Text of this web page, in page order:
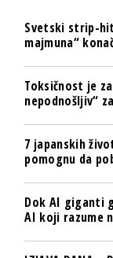
Svetski strip-
majmuna“
Toksičnost je
nepodnošljiv“
7 japanskih
pomognu da
Dok AI giganti
AI koji razume